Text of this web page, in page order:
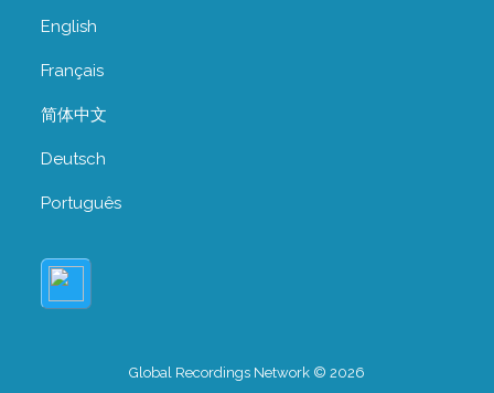
English
Français
简体中文
Deutsch
Português
Global Recordings Network © 2026